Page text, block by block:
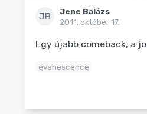
JB
Jene Balázs
2011. október 17.
Egy újabb comeback, a
evanescence